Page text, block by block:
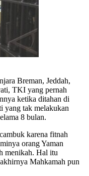
Breman, Jeddah,
TKI yang pernah
ketika ditahan di
yang tak melakukan
8 bulan.
karena fitnah
orang Yaman
menikah. Hal itu
Mahkamah pun